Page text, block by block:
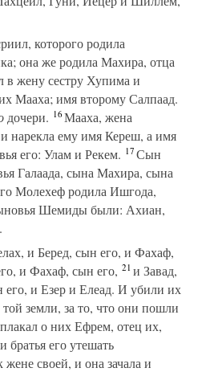
которого родила
она же родила Махира, отца
в жену сестру Хупима и
Мааха; имя второму Салпаад.
дочери. 16Мааха, жена
нарекла ему имя Кереш, а имя
его: Улам и Рекем. 17Сын
Галаада, сына Махира, сына
Молехеф родила Ишгода,
Шемиды были: Ахиан,
и Беред, сын его, и Фахаф,
и Фахаф, сын его, 21и Завад,
и Езер и Елеад. И убили их
земли, за то, что они пошли
о них Ефрем, отец их,
его утешать
своей, и она зачала и